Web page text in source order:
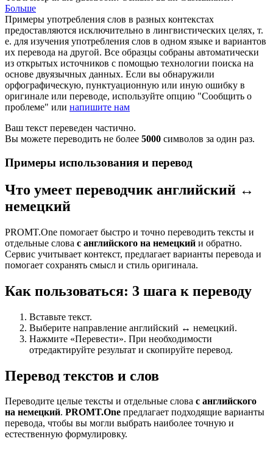
Больше
Примеры употребления слов в разных контекстах
предоставляются исключительно в лингвистических целях, т.
е. для изучения употребления слов в одном языке и вариантов
их перевода на другой. Все образцы собраны автоматически
из открытых источников с помощью технологии поиска на
основе двуязычных данных. Если вы обнаружили
орфографическую, пунктуационную или иную ошибку в
оригинале или переводе, используйте опцию "Сообщить о
проблеме" или напишите нам
Ваш текст переведен частично.
Вы можете переводить не более 5000 символов за один раз.
Примеры использования и перевод
Что умеет переводчик английский ↔
немецкий
PROMT.One помогает быстро и точно переводить тексты и
отдельные слова с английского на немецкий и обратно.
Сервис учитывает контекст, предлагает варианты перевода и
помогает сохранять смысл и стиль оригинала.
Как пользоваться: 3 шага к переводу
Вставьте текст.
Выберите направление английский ↔ немецкий.
Нажмите «Перевести». При необходимости
отредактируйте результат и скопируйте перевод.
Перевод текстов и слов
Переводите целые тексты и отдельные слова с английского
на немецкий. PROMT.One предлагает подходящие варианты
перевода, чтобы вы могли выбрать наиболее точную и
естественную формулировку.